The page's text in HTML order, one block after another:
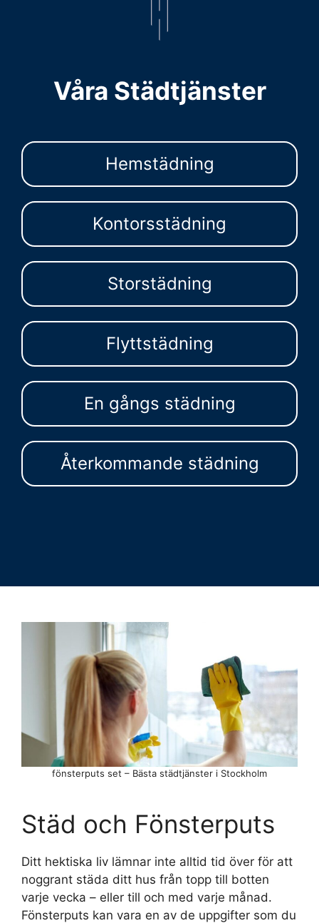
Våra Städtjänster
Hemstädning
Kontorsstädning
Storstädning
Flyttstädning
En gångs städning
Återkommande städning
fönsterputs set – Bästa städtjänster i Stockholm
Städ och Fönsterputs
Ditt hektiska liv lämnar inte alltid tid över för att
noggrant städa ditt hus från topp till botten
varje vecka – eller till och med varje månad.
Fönsterputs kan vara en av de uppgifter som du